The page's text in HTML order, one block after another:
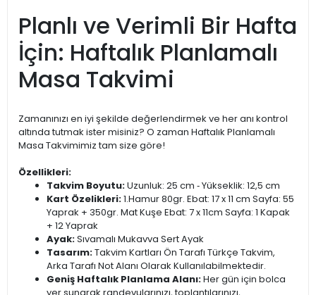
Planlı ve Verimli Bir Hafta
İçin: Haftalık Planlamalı
Masa Takvimi
Zamanınızı en iyi şekilde değerlendirmek ve her anı kontrol
altında tutmak ister misiniz? O zaman Haftalık Planlamalı
Masa Takvimimiz tam size göre!
Özellikleri:
Takvim Boyutu:Uzunluk: 25 cm ‐ Yükseklik: 12,5 cm
Kart Özelikleri:1.Hamur 80gr. Ebat: 17 x 11 cm Sayfa: 55
Yaprak + 350gr. Mat Kuşe Ebat: 7 x 11cm Sayfa: 1 Kapak
+ 12 Yaprak
Ayak:Sıvamalı Mukavva Sert Ayak
Tasarım:Takvim Kartları Ön Tarafı Türkçe Takvim,
Arka Tarafı Not Alanı Olarak Kullanılabilmektedir.
Geniş Haftalık Planlama Alanı:Her gün için bolca